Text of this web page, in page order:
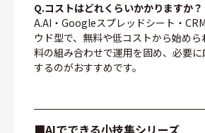
Q.コストはどれくらいかかりますか？
A.AI・Googleスプレッドシート・
ウド型で、無料や低コストから始め
料の組み合わせで運用を固め、必要
するのがおすすめです。